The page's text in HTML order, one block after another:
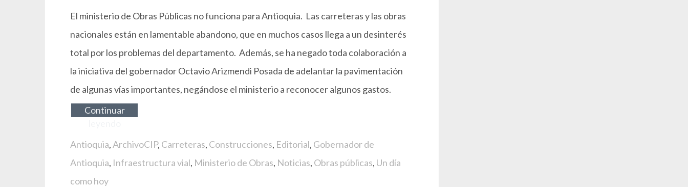
El ministerio de Obras Públicas no funciona para Antioquia. Las carreteras y las obras
nacionales están en lamentable abandono, que en muchos casos llega a un desinterés
total por los problemas del departamento. Además, se ha negado toda colaboración a
la iniciativa del gobernador Octavio Arizmendi Posada de adelantar la pavimentación
de algunas vías importantes, negándose el ministerio a reconocer algunos gastos.
Continuar
Antioquia,ArchivoCIP, Carreteras, Construcciones, Editorial, Gobernador de
Antioquia, Infraestructura vial, Ministerio de Obras, Noticias, Obras públicas, Un día
como hoy